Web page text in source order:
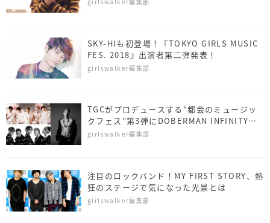
SKY-HIも初登場！『TOKYO GIRLS MUSIC
FES. 2018』出演者第二弾発表！
girlswalker編集部
TGCがプロデュースする“都会のミュージッ
クフェス”第3弾にDOBERMAN INFINITY、
Da-iCE出演！
girlswalker編集部
注目のロックバンド！MY FIRST STORY、熱
狂のステージで気になった光景とは
girlswalker編集部